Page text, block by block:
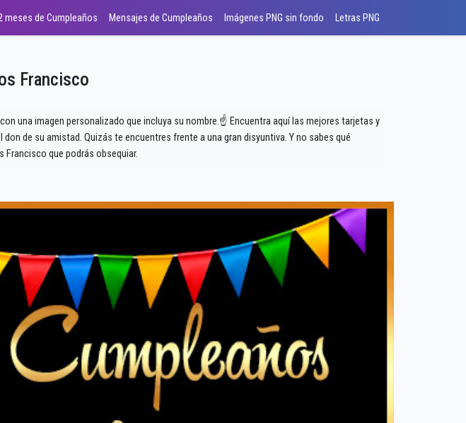
meses de Cumpleaños Mensajes de Cumpleaños Imágenes PNG sin fondo Letras PNG
Francisco
una imagen personalizado que incluya su nombre.☝ Encuentra aquí las mejores tarjetas y
de su amistad. Quizás te encuentres frente a una gran disyuntiva. Y no sabes qué
que podrás obsequiar.